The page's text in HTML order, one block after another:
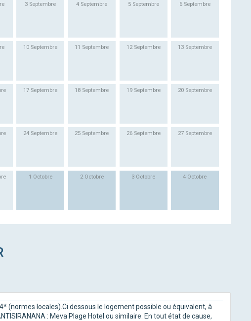
3 Septembre 4 Septembre 5 Septembre 6 Septembre
10 Septembre 11 Septembre 12 Septembre 13 Septembre
17 Septembre 18 Septembre 19 Septembre 20 Septembre
24 Septembre 25 Septembre 26 Septembre 27 Septembre
1 Octobre 2 Octobre 3 Octobre 4 Octobre
(normes locales).Ci dessous le logement possible ou équivalent, à
: Meva Plage Hotel ou similaire. En tout état de cause,